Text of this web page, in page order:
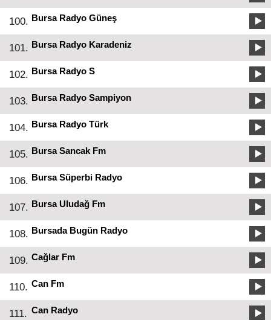
100. Bursa Radyo Güneş
101. Bursa Radyo Karadeniz
102. Bursa Radyo S
103. Bursa Radyo Sampiyon
104. Bursa Radyo Türk
105. Bursa Sancak Fm
106. Bursa Süperbi Radyo
107. Bursa Uludağ Fm
108. Bursada Bugün Radyo
109. Cağlar Fm
110. Can Fm
111. Can Radyo